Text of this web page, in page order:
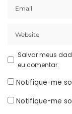
Salvar meus
eu comentar.
Notifique-me
Notifique-me